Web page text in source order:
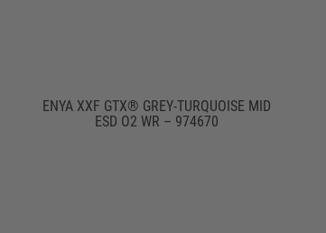
ENYA XXF GTX® GREY-TURQUOISE MID
ESD O2 WR – 974670